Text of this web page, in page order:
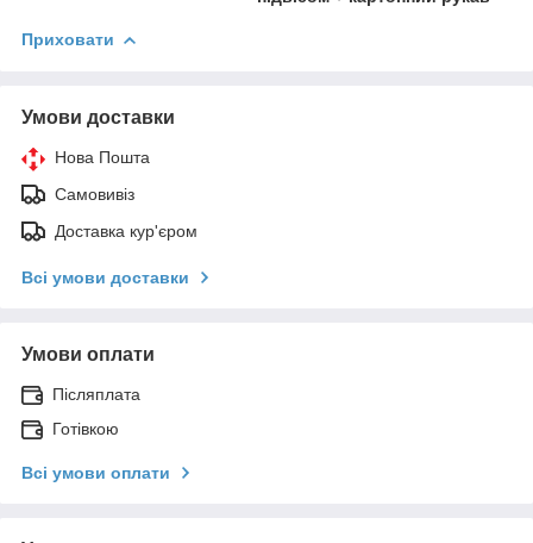
Приховати
Умови доставки
Нова Пошта
Самовивіз
Доставка кур'єром
Всі умови доставки
Умови оплати
Післяплата
Готівкою
Всі умови оплати